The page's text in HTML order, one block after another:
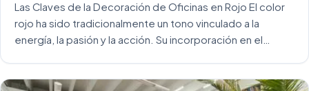
Las Claves de la Decoración de Oficinas en Rojo El color
rojo ha sido tradicionalmente un tono vinculado a la
energía, la pasión y la acción. Su incorporación en el